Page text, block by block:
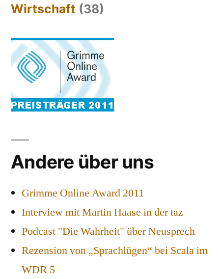
Wirtschaft (38)
Andere über uns
Grimme Online Award 2011
Interview mit Martin Haase in der taz
Podcast "Die Wahrheit" über Neusprech
Rezension von „Sprachlügen“ bei Scala im
WDR 5